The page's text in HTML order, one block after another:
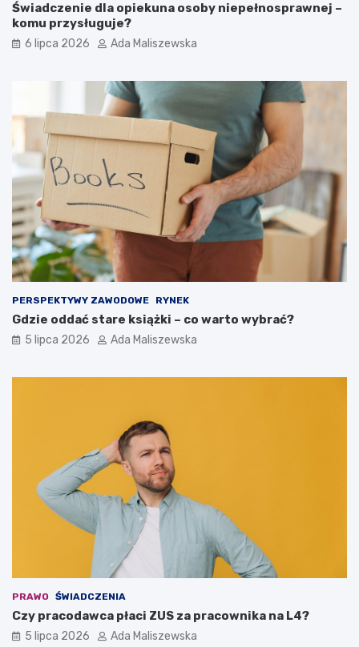
Świadczenie dla opiekuna osoby niepełnosprawnej –
komu przysługuje?
6 lipca 2026 Ada Maliszewska
PERSPEKTYWY ZAWODOWE RYNEK
Gdzie oddać stare książki – co warto wybrać?
5 lipca 2026 Ada Maliszewska
PRAWO ŚWIADCZENIA
Czy pracodawca płaci ZUS za pracownika na L4?
5 lipca 2026 Ada Maliszewska